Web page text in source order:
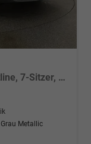
2.0 TDI 110 kW Sportline DSG Sportline, 7-Sitzer, AHK, Navi, Matrix, Kamera, Side, el. Klappe, 19-Zoll
Metallic